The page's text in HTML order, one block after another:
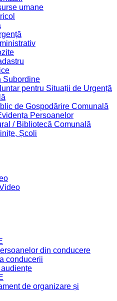
umane
Subordine
pentru Situații de Urgență
de Gospodărire Comunală
Persoanelor
/ Bibliotecă Comunală
Școli
din conducere
conducerii
de organizare și